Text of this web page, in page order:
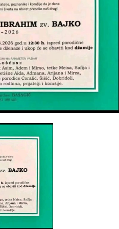
(HUSNIJA) HASAN
Emrić